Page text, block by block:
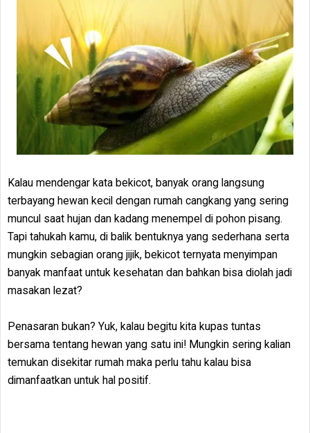
Kalau mendengar kata bekicot, banyak orang langsung
terbayang hewan kecil dengan rumah cangkang yang sering
muncul saat hujan dan kadang menempel di pohon pisang.
Tapi tahukah kamu, di balik bentuknya yang sederhana serta
mungkin sebagian orang jijik, bekicot ternyata menyimpan
banyak manfaat untuk kesehatan dan bahkan bisa diolah jadi
masakan lezat?
Penasaran bukan? Yuk, kalau begitu kita kupas tuntas
bersama tentang hewan yang satu ini! Mungkin sering kalian
temukan disekitar rumah maka perlu tahu kalau bisa
dimanfaatkan untuk hal positif.